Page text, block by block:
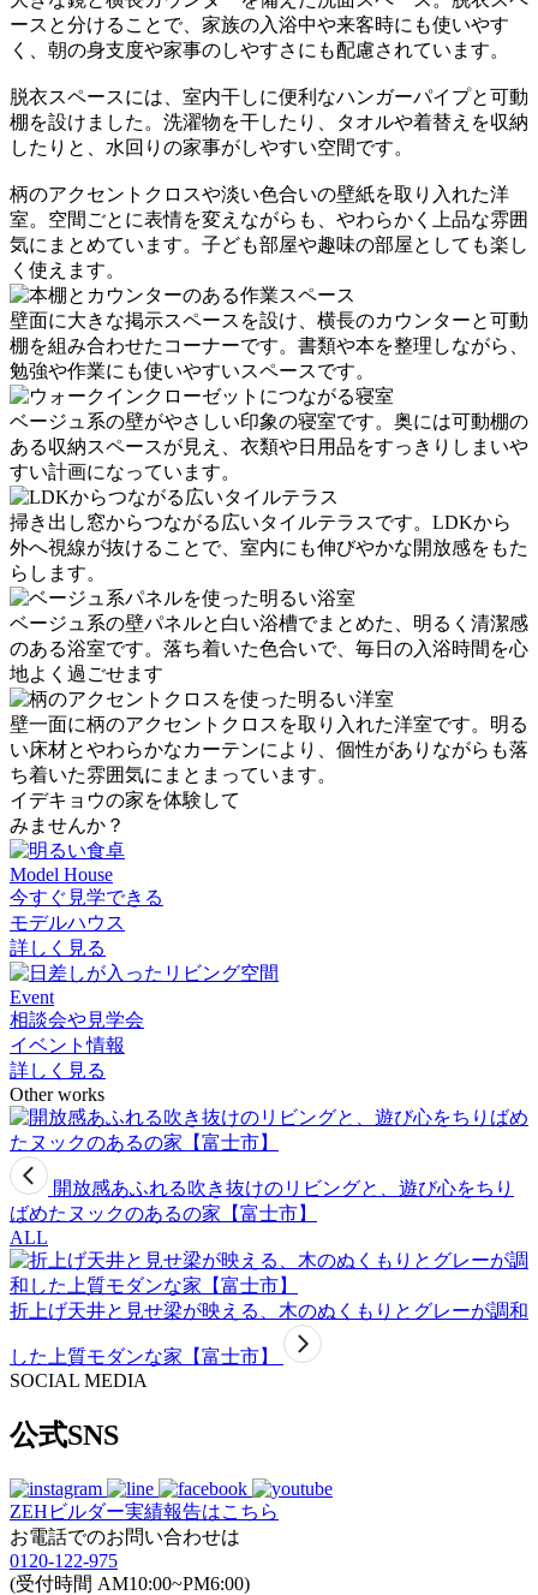
ースと分けることで、家族の入浴中や来客時にも使いやす
く、朝の身支度や家事のしやすさにも配慮されています。
脱衣スペースには、室内干しに便利なハンガーパイプと可動
棚を設けました。洗濯物を干したり、タオルや着替えを収納
したりと、水回りの家事がしやすい空間です。
柄のアクセントクロスや淡い色合いの壁紙を取り入れた洋
室。空間ごとに表情を変えながらも、やわらかく上品な雰囲
気にまとめています。子ども部屋や趣味の部屋としても楽し
く使えます。
壁面に大きな掲示スペースを設け、横長のカウンターと可動
棚を組み合わせたコーナーです。書類や本を整理しながら、
勉強や作業にも使いやすいスペースです。
ベージュ系の壁がやさしい印象の寝室です。奥には可動棚の
ある収納スペースが見え、衣類や日用品をすっきりしまいや
すい計画になっています。
掃き出し窓からつながる広いタイルテラスです。LDKから
外へ視線が抜けることで、室内にも伸びやかな開放感をもた
らします。
ベージュ系の壁パネルと白い浴槽でまとめた、明るく清潔感
のある浴室です。落ち着いた色合いで、毎日の入浴時間を心
地よく過ごせます
壁一面に柄のアクセントクロスを取り入れた洋室です。明る
い床材とやわらかなカーテンにより、個性がありながらも落
ち着いた雰囲気にまとまっています。
イデキョウの家を体験して
みませんか？
Model House
今すぐ見学できる
モデルハウス
詳しく見る
Event
相談会や見学会
イベント情報
詳しく見る
Other works
開放感あふれる吹き抜けのリビングと、遊び心をちり
ばめたヌックのあるの家【富士市】
ALL
折上げ天井と見せ梁が映える、木のぬくもりとグレーが調和
した上質モダンな家【富士市】
SOCIAL MEDIA
公式SNS
ZEHビルダー実績報告はこちら
お電話でのお問い合わせは
0120-122-975
(受付時間 AM10:00~PM6:00)